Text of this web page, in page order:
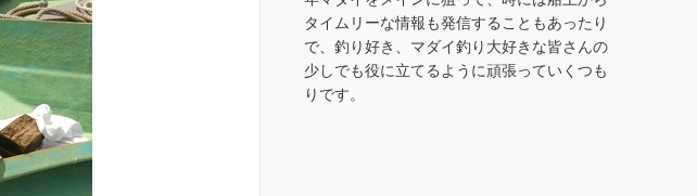
タイムリーな情報も発信することもあったり
で、釣り好き、マダイ釣り大好きな皆さんの
少しでも役に立てるように頑張っていくつも
りです。